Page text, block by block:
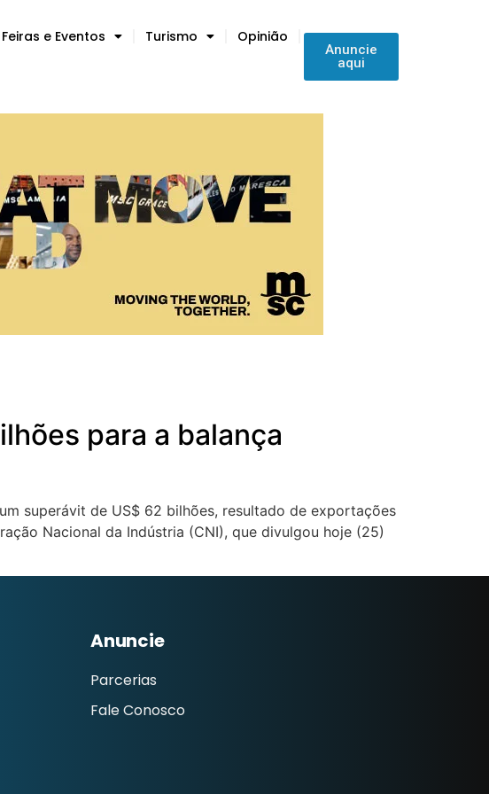
Feiras e Eventos Turismo Opinião
Anuncie
aqui
para a balança
superávit de US$ 62 bilhões, resultado de exportações
Nacional da Indústria (CNI), que divulgou hoje (25)
Anuncie
Parcerias
Fale Conosco